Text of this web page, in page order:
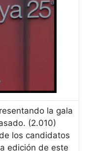
la gala
(2.010)
los candidatos
edición de este